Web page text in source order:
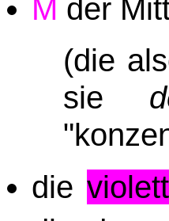
M der
(die
sie
die